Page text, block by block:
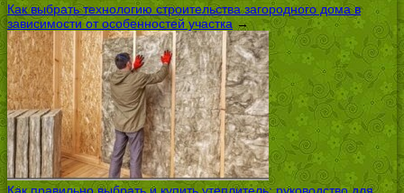
Как выбрать технологию строительства загородного дома в
зависимости от особенностей участка →
Как правильно выбрать и купить утеплитель: руководство для